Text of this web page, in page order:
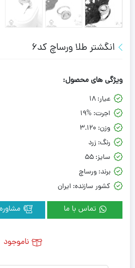
انگشتر طلا ورساچ کد6
ویژگی های محصول:
عیار:18
اجرت: 19%
وزن: 3.120
رنگ: زرد
سایز:55
برند:ورساچ
کشور سازنده: ایران
تماس با ما
ناموجود